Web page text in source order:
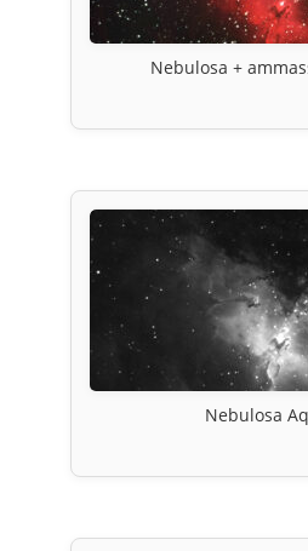
Nebulosa +
Nebulosa